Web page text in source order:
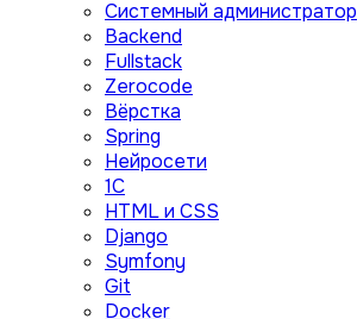
Системный администратор
Backend
Fullstack
Zerocode
Вёрстка
Spring
Нейросети
1C
HTML и CSS
Django
Symfony
Git
Docker